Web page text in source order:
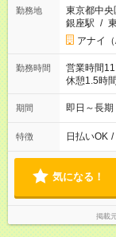
勤務地
東京都中央
銀座駅 /
アナイ（
勤務時間
営業時間
休憩1.5時間
期間 即日～長期
特徴 日払いOK /
気になる！
掲載